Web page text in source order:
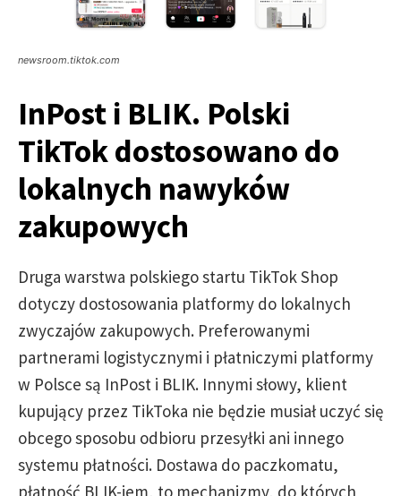
newsroom.tiktok.com
InPost i BLIK. Polski
TikTok dostosowano do
lokalnych nawyków
zakupowych
Druga warstwa polskiego startu TikTok Shop
dotyczy dostosowania platformy do lokalnych
zwyczajów zakupowych. Preferowanymi
partnerami logistycznymi i płatniczymi platformy
w Polsce są InPost i BLIK. Innymi słowy, klient
kupujący przez TikToka nie będzie musiał uczyć się
obcego sposobu odbioru przesyłki ani innego
systemu płatności. Dostawa do paczkomatu,
płatność BLIK-iem, to mechanizmy, do których